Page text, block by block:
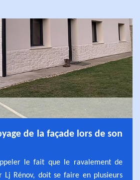
de la façade lors de son
le fait que le ravalement de
Lj Rénov, doit se faire en plusieurs